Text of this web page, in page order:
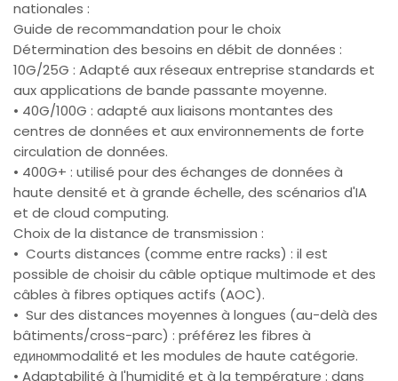
nationales :
Guide de recommandation pour le choix
Détermination des besoins en débit de données :
10G/25G : Adapté aux réseaux entreprise standards et
aux applications de bande passante moyenne.
• 40G/100G : adapté aux liaisons montantes des
centres de données et aux environnements de forte
circulation de données.
• 400G+ : utilisé pour des échanges de données à
haute densité et à grande échelle, des scénarios d'IA
et de cloud computing.
Choix de la distance de transmission :
• Courts distances (comme entre racks) : il est
possible de choisir du câble optique multimode et des
câbles à fibres optiques actifs (AOC).
• Sur des distances moyennes à longues (au-delà des
bâtiments/cross-parc) : préférez les fibres à
единомmodalité et les modules de haute catégorie.
• Adaptabilité à l'humidité et à la température : dans